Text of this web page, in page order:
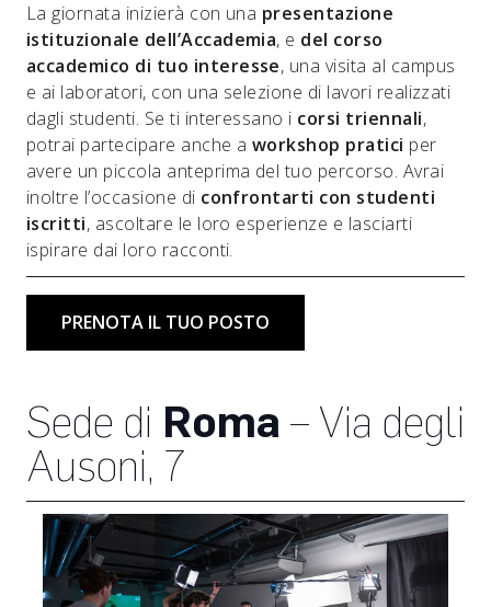
La giornata inizierà con una presentazione
istituzionale dell’Accademia, e del corso
accademico di tuo interesse, una visita al campus
e ai laboratori, con una selezione di lavori realizzati
dagli studenti. Se ti interessano i corsi triennali,
potrai partecipare anche a workshop pratici per
avere un piccola anteprima del tuo percorso. Avrai
inoltre l’occasione di confrontarti con studenti
iscritti, ascoltare le loro esperienze e lasciarti
ispirare dai loro racconti.
PRENOTA IL TUO POSTO
Sede di Roma – Via degli
Ausoni, 7